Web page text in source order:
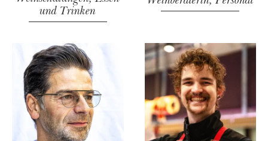
und Trinken